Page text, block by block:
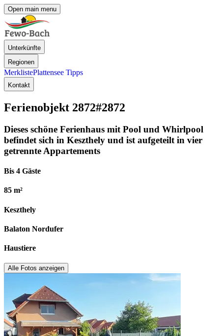
Open main menu
Unterkünfte
Regionen
MerklistePlattensee Tipps
Kontakt
Ferienobjekt 2872#2872
Dieses schöne Ferienhaus mit Pool und Whirlpool
befindet sich in Keszthely und ist aufgeteilt in vier
getrennte Appartements
Bis 4 Gäste
85 m²
Keszthely
Balaton Nordufer
Haustiere
Alle Fotos anzeigen